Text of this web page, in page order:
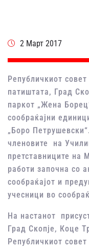
2 Март 2017
Републичкиот
патиштата, Град
паркот „Жена
сообраќајни
„Боро
членовите на
прeтставниците на
работи започна со
сообраќајот и
учесници во
На настанот
Град Скопје, Коце
Републичкиот